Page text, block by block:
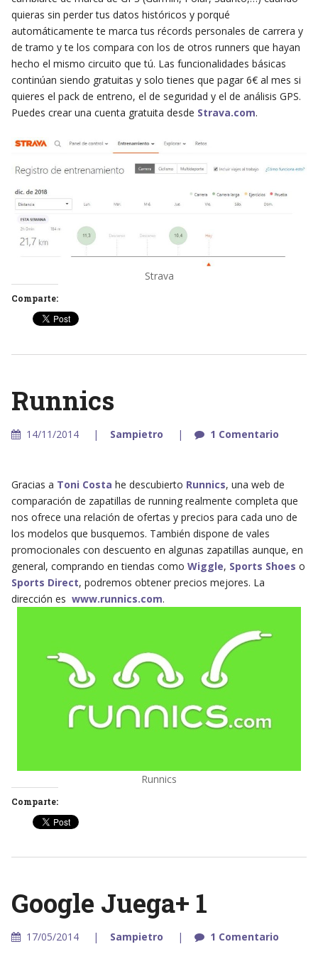
quieras sin perder tus datos históricos y porqué
automáticamente te marca tus récords personales de carrera y
de tramo y te los compara con los de otros runners que hayan
hecho el mismo circuito que tú. Las funcionalidades básicas
continúan siendo gratuitas y solo tienes que pagar 6€ al mes si
quieres el pack de entreno, el de seguridad y el de análisis GPS.
Puedes crear una cuenta gratuita desde Strava.com.
Strava
Comparte:
Runnics
14/11/2014 Sampietro 1 Comentario
Gracias a Toni Costa he descubierto Runnics, una web de
comparación de zapatillas de running realmente completa que
nos ofrece una relación de ofertas y precios para cada uno de
los modelos que busquemos. También dispone de vales
promocionales con descuento en algunas zapatillas aunque, en
general, comprando en tiendas como Wiggle, Sports Shoes o
Sports Direct, podremos obtener precios mejores. La
dirección es www.runnics.com.
Runnics
Comparte:
Google Juega+ 1
17/05/2014 Sampietro 1 Comentario